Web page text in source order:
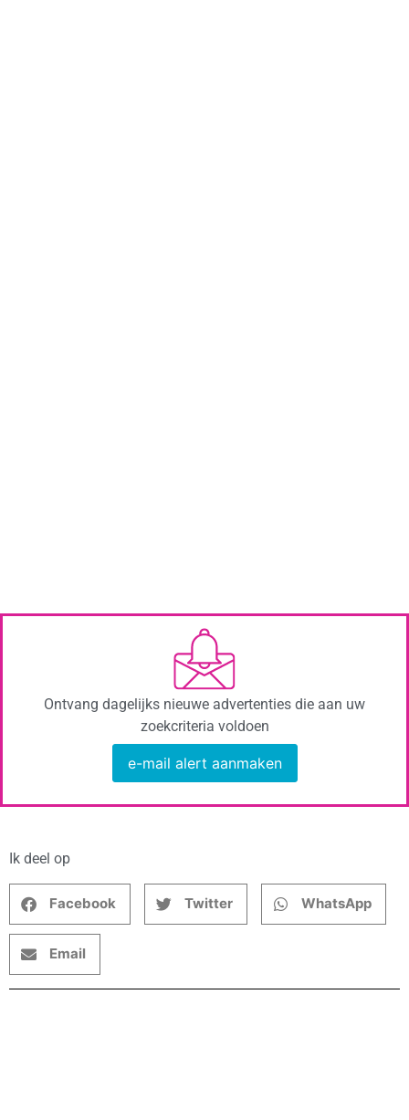
Ontvang dagelijks nieuwe advertenties die aan uw
zoekcriteria voldoen
e-mail alert aanmaken
Ik deel op
Facebook Twitter WhatsApp
Email